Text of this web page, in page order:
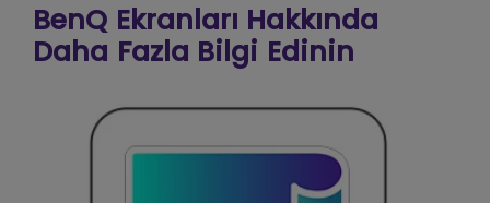
BenQ Ekranları Hakkında
Daha Fazla Bilgi Edinin